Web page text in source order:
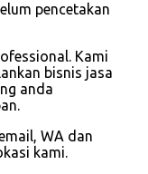
pencetakan
Kami
bisnis jasa
anda
WA dan
kami.